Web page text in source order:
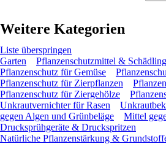
Weitere Kategorien
Liste überspringen
Garten
Pflanzenschutzmittel &
Pflanzenschutz für Gemüse
Pflanzenschutz für Zierpflanzen
Pflanzenschutz für Ziergehölze
Unkrautvernichter für Rasen
gegen Algen und Grünbeläge
Mittel
Drucksprühgeräte & Druckspritzen
Natürliche Pflanzenstärkung &